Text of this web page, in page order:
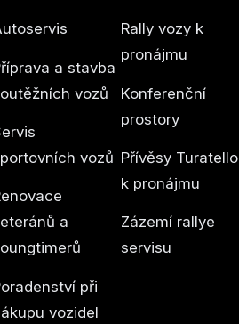
a stavba
vozů
vozů
a
při
vozidel
Rally vozy k
pronájmu
Konferenční
prostory
Přívěsy Turatello
k pronájmu
Zázemí rallye
servisu